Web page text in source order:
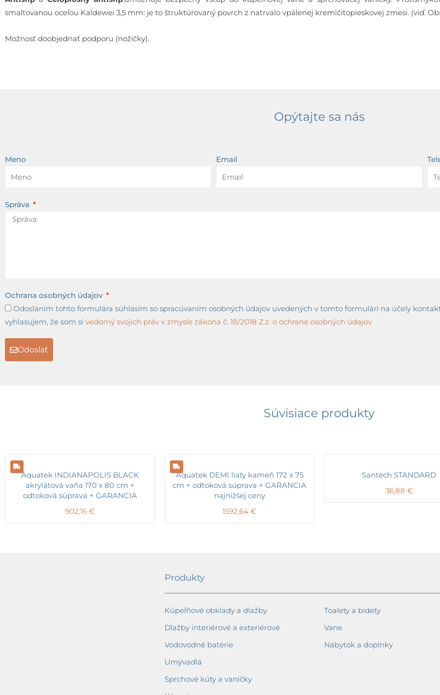
smaltovanou oceľou Kaldewei 3,5 mm: je to štruktúrovaný povrch z natrvalo vpálenej kremičitopieskovej zmesi. (viď.
Možnosť doobjednať podporu (nožičky).
Opýtajte sa nás
Meno Email
Správa
Ochrana osobných údajov
Odoslaním tohto formulára súhlasím so spracúvaním osobných údajov uvedených v tomto formulári na účely
vyhlasujem, že som si vedomý svojich práv v zmysle zákona č. 18/2018 Z.z. o ochrane osobných údajov.
Odoslať
Súvisiace produkty
Aquatek INDIANAPOLIS BLACK
akrylátová vaňa 170 x 80 cm +
odtoková súprava + GARANCIA
902,16 €
Aquatek DEMI liaty kameň 172 x 75
cm + odtoková súprava + GARANCIA
najnižšej ceny
1592,64 €
Santech STANDARD
36,88 €
Produkty
Kúpeľňové obklady a dlažby
Dlažby interiérové a exteriérové
Vodovodné batérie
Umývadlá
Sprchové kúty a vaničky
Toalety a bidety
Vane
Nábytok a doplnky